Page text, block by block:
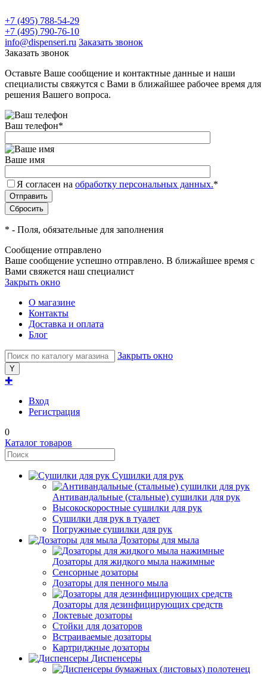
+7 (495) 788-54-29
+7 (495) 790-76-10
info@dispenseri.ru Заказать звонок
Заказать звонок
Оставьте Ваше сообщение и контактные данные и наши
специалисты свяжутся с Вами в ближайшее рабочее время для
решения Вашего вопроса.
Ваш телефон*
Ваше имя
Я согласен на обработку персональных данных.*
* - Поля, обязательные для заполнения
Сообщение отправлено
Ваше сообщение успешно отправлено. В ближайшее время с
Вами свяжется наш специалист
Закрыть окно
О магазине
Контакты
Доставка и оплата
Блог
Закрыть окно
✚
Вход
Регистрация
0
Каталог товаров
Сушилки для рук
Антивандальные (стальные) сушилки для рук
Высокоскоростные сушилки для рук
Сушилки для рук в туалет
Погружные сушилки для рук
Дозаторы для мыла
Дозаторы для жидкого мыла нажимные
Сенсорные дозаторы
Дозаторы для пенного мыла
Дозаторы для дезинфицирующих средств
Локтевые дозаторы
Стойки для дозаторов
Встраиваемые дозаторы
Картриджные дозаторы
Диспенсеры